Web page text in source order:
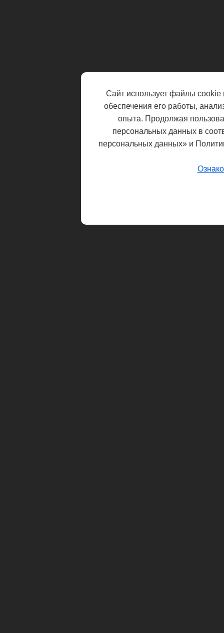
Сайт использует файлы cookie
обеспечения его работы,
опыта. Продолжая
персональных данных в
персональных данных» и